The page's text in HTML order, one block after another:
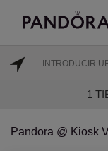
1
Pandora @ Kiosk